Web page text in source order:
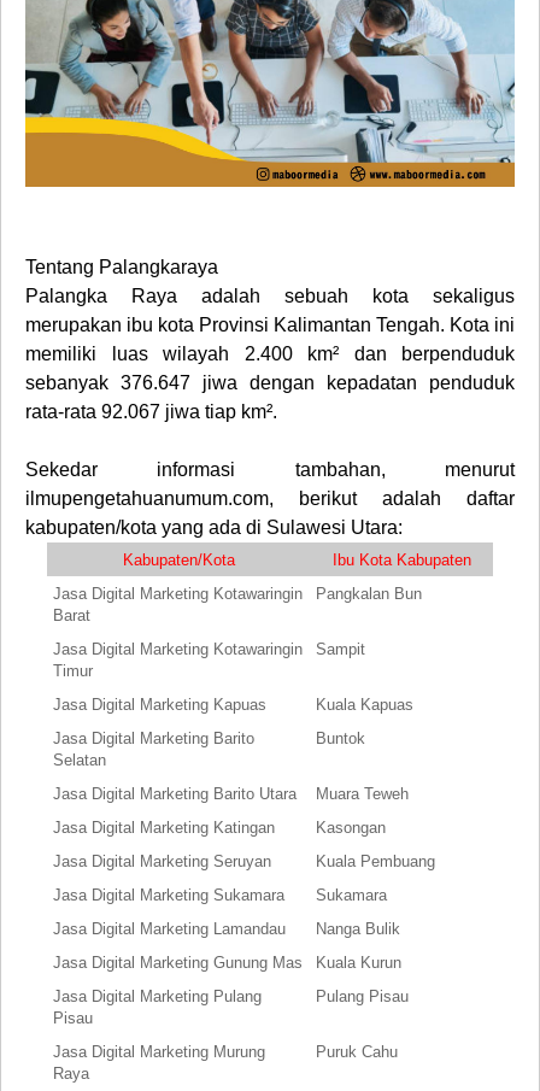
Tentang Palangkaraya
Palangka Raya adalah sebuah kota sekaligus
merupakan ibu kota Provinsi Kalimantan Tengah. Kota ini
memiliki luas wilayah 2.400 km² dan berpenduduk
sebanyak 376.647 jiwa dengan kepadatan penduduk
rata-rata 92.067 jiwa tiap km².
Sekedar informasi tambahan, menurut
ilmupengetahuanumum.com, berikut adalah daftar
kabupaten/kota yang ada di Sulawesi Utara:
Kabupaten/Kota
Ibu Kota Kabupaten
Jasa Digital Marketing Kotawaringin
Barat
Pangkalan Bun
Jasa Digital Marketing Kotawaringin
Timur
Sampit
Jasa Digital Marketing Kapuas
Kuala Kapuas
Jasa Digital Marketing Barito
Selatan
Buntok
Jasa Digital Marketing Barito Utara
Muara Teweh
Jasa Digital Marketing Katingan
Kasongan
Jasa Digital Marketing Seruyan
Kuala Pembuang
Jasa Digital Marketing Sukamara
Sukamara
Jasa Digital Marketing Lamandau
Nanga Bulik
Jasa Digital Marketing Gunung Mas
Kuala Kurun
Jasa Digital Marketing Pulang
Pisau
Pulang Pisau
Jasa Digital Marketing Murung
Raya
Puruk Cahu